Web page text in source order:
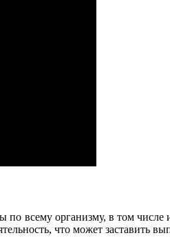
всему организму, в том
что может